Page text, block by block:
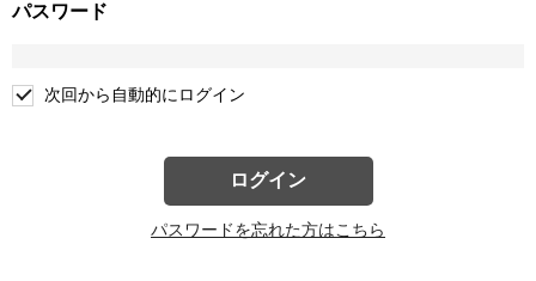
パスワード
次回から自動的にログイン
ログイン
パスワードを忘れた方はこちら